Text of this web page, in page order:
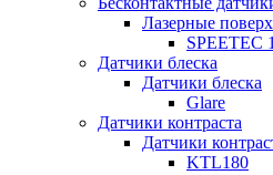
Лазерные
SPEETEC
Датчики блеска
Датчики блеска
Glare
Датчики контраста
Датчики
KTL180